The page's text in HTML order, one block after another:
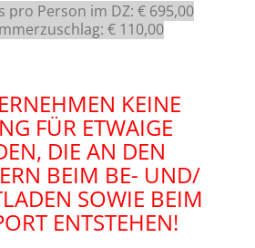
pro Person im DZ: € 695,00
€ 110,00
KEINE
FÜR ETWAIGE
DIE AN DEN
BEIM BE- UND/
SOWIE BEIM
ENTSTEHEN!